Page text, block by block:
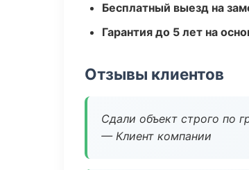
Бесплатный выезд на
Гарантия до 5 лет на
Отзывы клиентов
Сдали объект строго по
— Клиент компании